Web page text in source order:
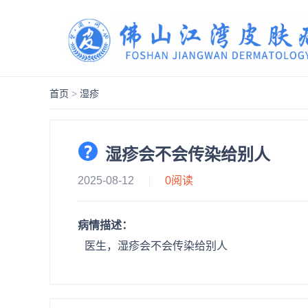
首页 > 湿疹
湿疹会不会传染给别人
2025-08-12 0阅读
病情描述：
医生，湿疹会不会传染给别人